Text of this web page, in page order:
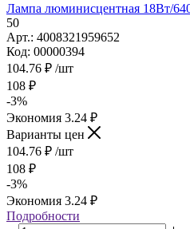
Лампа люминисцентная 18Вт/
50
Арт.: 4008321959652
Код: 00000394
104.76 ₽ /шт
108 ₽
-3%
Экономия 3.24 ₽
Варианты цен
104.76 ₽ /шт
108 ₽
-3%
Экономия 3.24 ₽
Подробности